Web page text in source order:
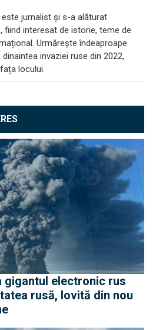
jurnalist și s-a alăturat
fiind interesat de istorie, teme de
Urmărește îndeaproape
invaziei ruse din 2022,
locului.
gigantul electronic rus
rusă, lovită din nou